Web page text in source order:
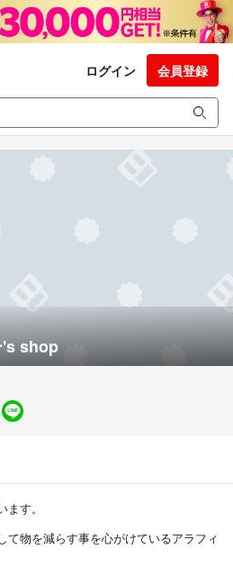
ログイン 会員登録
's shop
す。
て物を減らす事を心がけているアラフィ